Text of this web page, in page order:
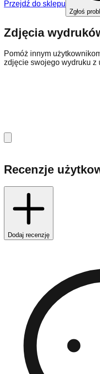
Przejdź do sklepu
Zgłoś
Zdjęcia
Pomóż innym
zdjęcie swojego wydruku z
Recenzje
Dodaj recenzję